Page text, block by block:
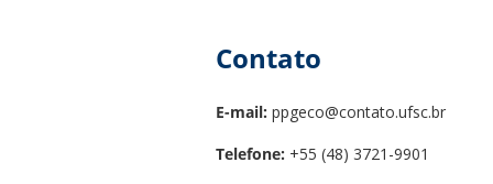
Contato
E-mail: ppgeco@contato.ufsc.br
Telefone: +55 (48) 3721-9901